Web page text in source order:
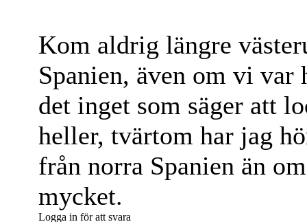
Kom aldrig längre
Spanien, även om vi
det inget som säger att
heller, tvärtom har jag
från norra Spanien än
mycket.
Logga in för att svara